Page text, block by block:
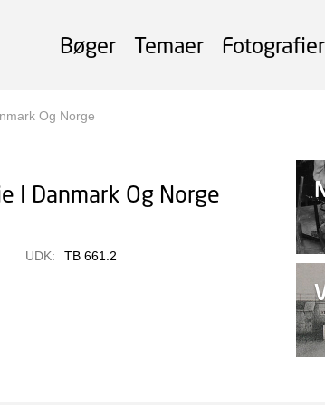
Bøger Temaer Fotografier
Og Norge
I Danmark Og Norge
UDK: TB 661.2